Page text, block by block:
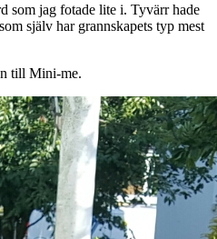
som jag fotade lite i. Tyvärr hade
själv har grannskapets typ mest
till Mini-me.